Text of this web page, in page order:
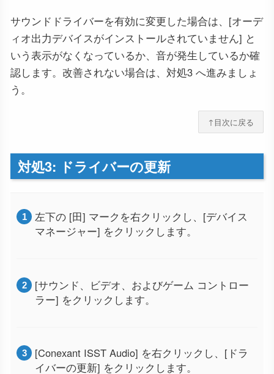
サウンドドライバーを有効に変更した場合は、[オーデ
ィオ出力デバイスがインストールされていません] と
いう表示がなくなっているか、音が発生しているか確
認します。改善されない場合は、対処3 へ進みましょ
う。
↑目次に戻る
対処3: ドライバーの更新
左下の [田] マークを右クリックし、[デバイス
マネージャー] をクリックします。
[サウンド、ビデオ、およびゲーム コントロー
ラー] をクリックします。
[Conexant ISST Audio] を右クリックし、[ドラ
イバーの更新] をクリックします。